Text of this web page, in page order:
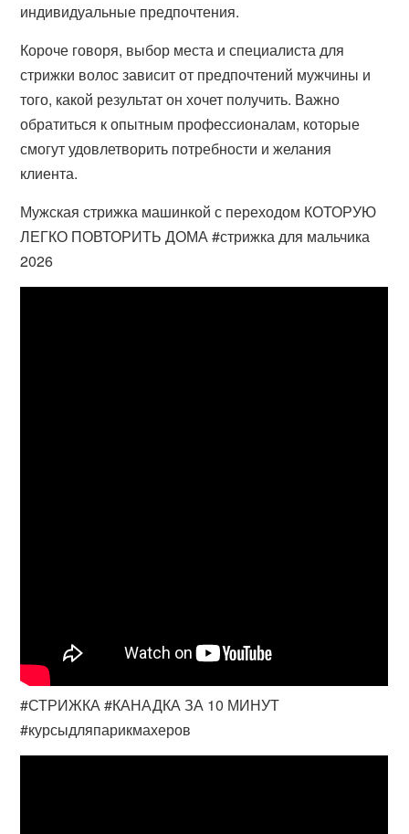
индивидуальные предпочтения.
Короче говоря, выбор места и специалиста для
стрижки волос зависит от предпочтений мужчины и
того, какой результат он хочет получить. Важно
обратиться к опытным профессионалам, которые
смогут удовлетворить потребности и желания
клиента.
Мужская стрижка машинкой с переходом КОТОРУЮ
ЛЕГКО ПОВТОРИТЬ ДОМА #стрижка для мальчика
2026
#СТРИЖКА #КАНАДКА ЗА 10 МИНУТ
#курсыдляпарикмахеров